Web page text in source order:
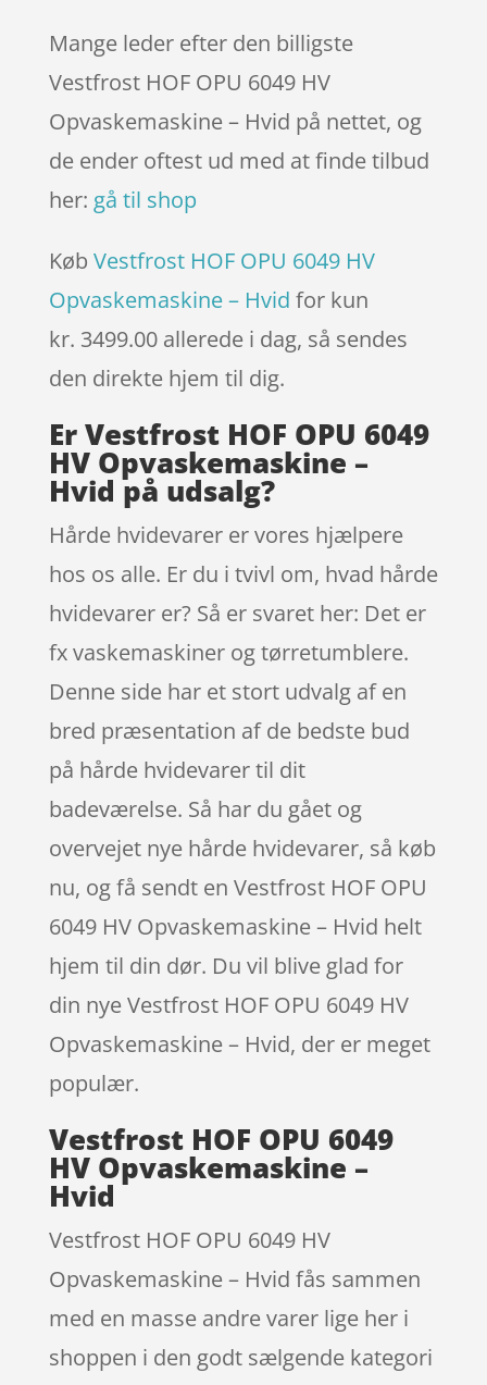
Mange leder efter den billigste
Vestfrost HOF OPU 6049 HV
Opvaskemaskine – Hvid på nettet, og
de ender oftest ud med at finde tilbud
her: gå til shop
Køb Vestfrost HOF OPU 6049 HV
Opvaskemaskine – Hvid for kun
kr. 3499.00 allerede i dag, så sendes
den direkte hjem til dig.
Er Vestfrost HOF OPU 6049
HV Opvaskemaskine –
Hvid på udsalg?
Hårde hvidevarer er vores hjælpere
hos os alle. Er du i tvivl om, hvad hårde
hvidevarer er? Så er svaret her: Det er
fx vaskemaskiner og tørretumblere.
Denne side har et stort udvalg af en
bred præsentation af de bedste bud
på hårde hvidevarer til dit
badeværelse. Så har du gået og
overvejet nye hårde hvidevarer, så køb
nu, og få sendt en Vestfrost HOF OPU
6049 HV Opvaskemaskine – Hvid helt
hjem til din dør. Du vil blive glad for
din nye Vestfrost HOF OPU 6049 HV
Opvaskemaskine – Hvid, der er meget
populær.
Vestfrost HOF OPU 6049
HV Opvaskemaskine –
Hvid
Vestfrost HOF OPU 6049 HV
Opvaskemaskine – Hvid fås sammen
med en masse andre varer lige her i
shoppen i den godt sælgende kategori